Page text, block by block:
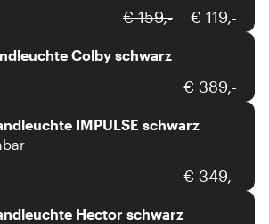
€ 159,- € 119,-
By Rydens
Colby schwarz
€ 389,-
Bankamp
IMPULSE schwarz
€ 349,-
Fabas Luce
Hector schwarz